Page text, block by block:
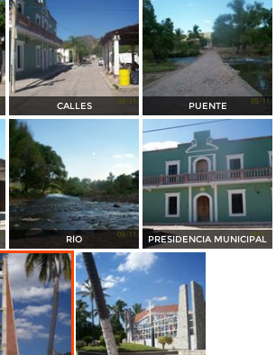
CALLES PUENTE
RÍO PRESIDENCIA MUNICIPAL